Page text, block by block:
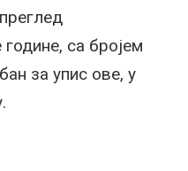
са бројем
за упис ове, у